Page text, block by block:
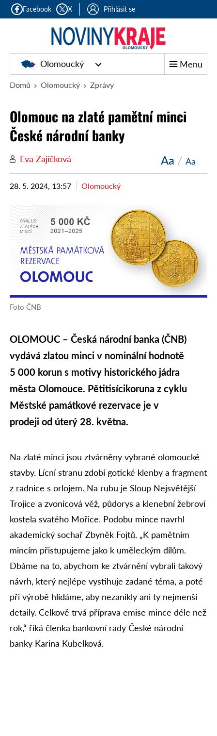
Facebook X Přihlásit se
Olomoucký Menu
Domů Olomoucký Zprávy
Olomouc na zlaté pamětní minci
České národní banky
Eva Zajíčková Aa / Aa
28. 5. 2024, 13:57 Olomoucký
Foto ČNB
OLOMOUC – Česká národní banka (ČNB)
vydává zlatou minci v nominální hodnotě
5 000 korun s motivy historického jádra
města Olomouce. Pětitisícikoruna z cyklu
Městské památkové rezervace je v
prodeji od úterý 28. května.
Na zlaté minci jsou ztvárněny vybrané olomoucké
stavby. Lícní stranu zdobí gotické klenby a fragment
z radnice s orlojem. Na rubu je Sloup Nejsvětější
Trojice a zvonicová věž, půdorys a klenební žebroví
kostela svatého Mořice. Podobu mince navrhl
akademický sochař Zbyněk Fojtů. „K pamětním
mincím přistupujeme jako k uměleckým dílům.
Dbáme na to, abychom ke ztvárnění vybrali takový
návrh, který nejlépe vystihuje zadané téma, a poté
při výrobě hlídáme, aby nezanikly ani ty nejmenší
detaily. Celkově trvá příprava emise mince déle než
rok,“ říká členka bankovní rady České národní
banky Karina Kubelková.